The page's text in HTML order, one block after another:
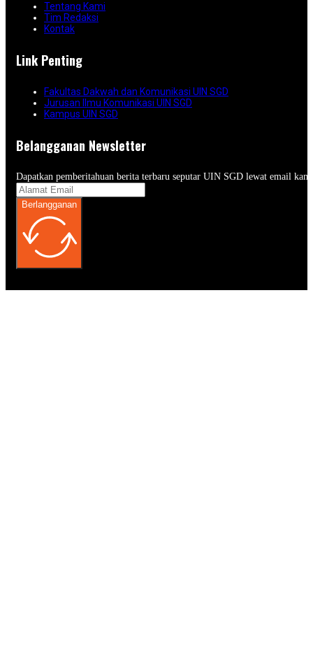
Tentang Kami
Tim Redaksi
Kontak
Link Penting
Fakultas Dakwah dan Komunikasi UIN SGD
Jurusan Ilmu Komunikasi UIN SGD
Kampus UIN SGD
Belangganan Newsletter
Dapatkan pemberitahuan berita terbaru seputar UIN SGD lewat email
Berlangganan